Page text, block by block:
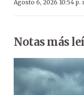
Agosto 6, 2026 10:54 p.
Notas más